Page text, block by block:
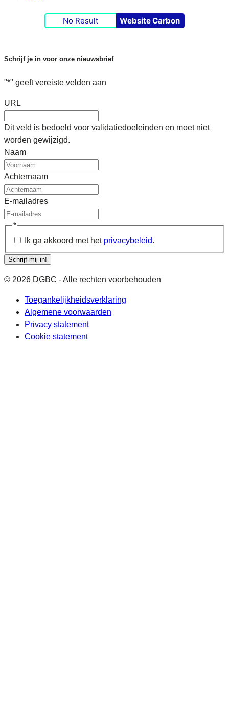
No Result Website Carbon
Schrijf je in voor onze nieuwsbrief
"*" geeft vereiste velden aan
URL
Dit veld is bedoeld voor validatiedoeleinden en moet niet
worden gewijzigd.
Naam
Achternaam
E-mailadres
*
Ik ga akkoord met het privacybeleid.
Schrijf mij in!
© 2026 DGBC - Alle rechten voorbehouden
Toegankelijkheidsverklaring
Algemene voorwaarden
Privacy statement
Cookie statement